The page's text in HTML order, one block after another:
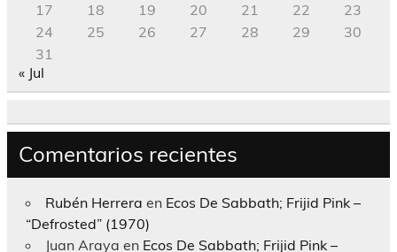
17
18 19 20 21 22
23
24
25 26 27 28 29
30
31
« Jul
Comentarios recientes
Rubén Herrera en Ecos De Sabbath; Frijid Pink –
“Defrosted” (1970)
Juan Araya en Ecos De Sabbath; Frijid Pink –